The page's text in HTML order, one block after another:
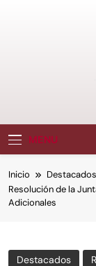
MENU
Inicio
Destacados
Resolución de la
Adicionales
Destacados